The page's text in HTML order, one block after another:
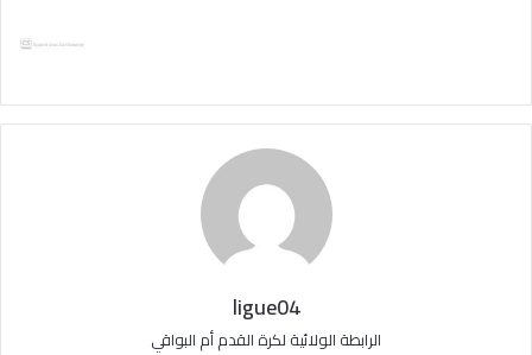
ligue04
الرابطة الولائية لكرة القدم أم البواقي